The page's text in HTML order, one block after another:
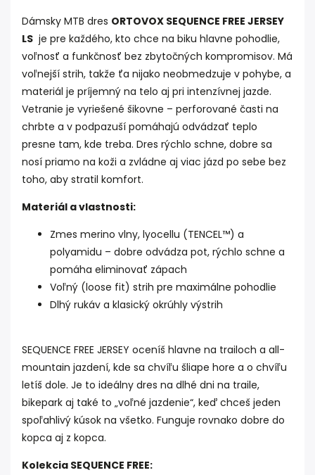
Dámsky MTB dres ORTOVOX SEQUENCE FREE JERSEY
LS je pre každého, kto chce na biku hlavne pohodlie,
voľnosť a funkčnosť bez zbytočných kompromisov. Má
voľnejší strih, takže ťa nijako neobmedzuje v pohybe, a
materiál je príjemný na telo aj pri intenzívnej jazde.
Vetranie je vyriešené šikovne – perforované časti na
chrbte a v podpazuší pomáhajú odvádzať teplo
presne tam, kde treba. Dres rýchlo schne, dobre sa
nosí priamo na koži a zvládne aj viac jázd po sebe bez
toho, aby stratil komfort.
Materiál a vlastnosti:
Zmes merino vlny, lyocellu (TENCEL™) a
polyamidu – dobre odvádza pot, rýchlo schne a
pomáha eliminovať zápach
Voľný (loose fit) strih pre maximálne pohodlie
Dlhý rukáv a klasický okrúhly výstrih
SEQUENCE FREE JERSEY oceníš hlavne na trailoch a all-
mountain jazdení, kde sa chvíľu šliape hore a o chvíľu
letíš dole. Je to ideálny dres na dlhé dni na traile,
bikepark aj také to „voľné jazdenie“, keď chceš jeden
spoľahlivý kúsok na všetko. Funguje rovnako dobre do
kopca aj z kopca.
Kolekcia SEQUENCE FREE: